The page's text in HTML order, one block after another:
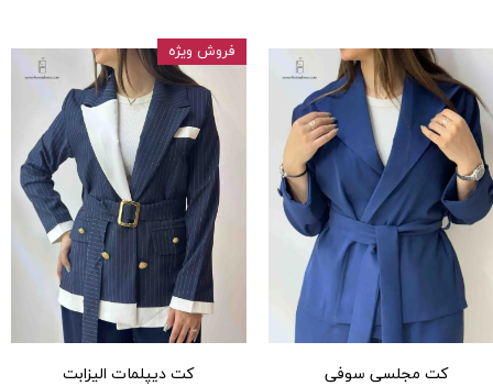
کت مجلسی سوفی کت دیپلمات الیزابت
فروش ویژه